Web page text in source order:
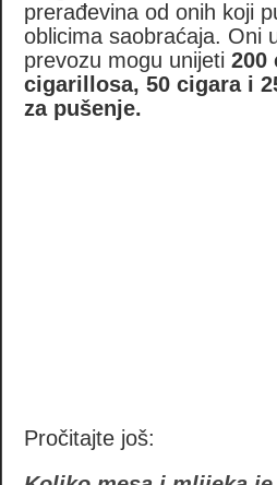
prerađevina od onih koji
oblicima saobraćaja. Oni
prevozu mogu unijeti200
cigarillosa, 50 cigara i
za pušenje.
Pročitajte još: